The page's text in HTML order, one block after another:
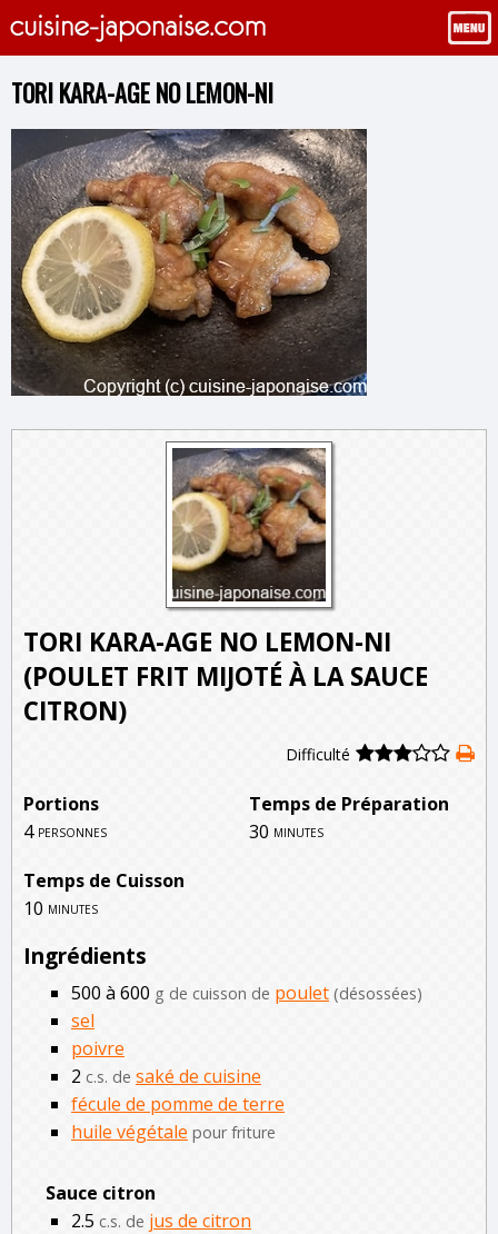
TORI KARA-AGE NO LEMON-NI
TORI KARA-AGE NO LEMON-NI
(POULET FRIT MIJOTÉ À LA SAUCE
CITRON)
Difficulté
Portions
Temps de Préparation
4 personnes 30 minutes
Temps de Cuisson
10 minutes
Ingrédients
500 à 600 g de cuisson de poulet (désossées)
sel
poivre
2 c.s. de saké de cuisine
fécule de pomme de terre
huile végétale pour friture
Sauce citron
2.5 c.s. de jus de citron